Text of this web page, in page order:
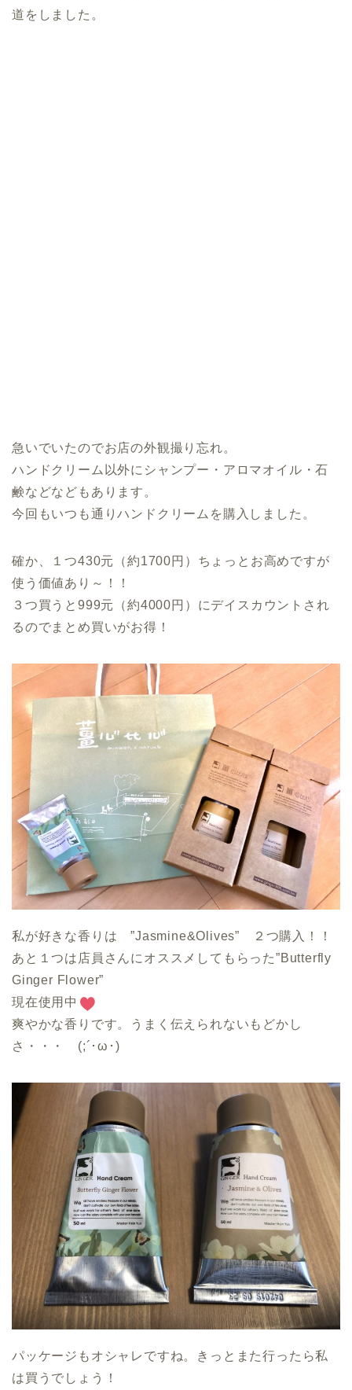
道をしました。
急いでいたのでお店の外観撮り忘れ。
ハンドクリーム以外にシャンプー・アロマオイル・石
鹸などなどもあります。
今回もいつも通りハンドクリームを購入しました。
確か、１つ430元（約1700円）ちょっとお高めですが
使う価値あり～！！
３つ買うと999元（約4000円）にデイスカウントされ
るのでまとめ買いがお得！
私が好きな香りは ”Jasmine&Olives” ２つ購入！！
あと１つは店員さんにオススメしてもらった”Butterfly
Ginger Flower”
現在使用中
爽やかな香りです。うまく伝えられないもどかし
さ・・・ (;´･ω･)
パッケージもオシャレですね。きっとまた行ったら私
は買うでしょう！